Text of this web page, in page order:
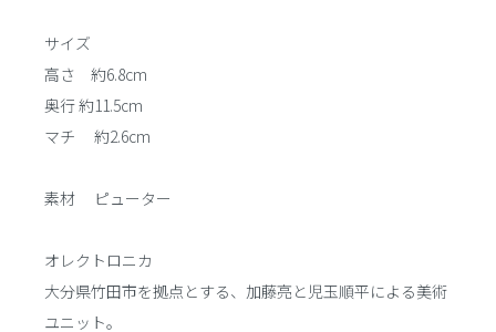
サイズ
高さ 約6.8cm
奥行 約11.5cm
マチ 約2.6cm
素材 ピューター
オレクトロニカ
大分県竹田市を拠点とする、加藤亮と児玉順平による美術
ユニット。